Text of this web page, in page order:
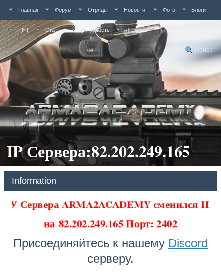
Главная Форум Отряды Новости Фото Блоги
ТНТ Статьи Активность Люди
Поиск
IP Сервера:82.202.249.165
Information
У Сервера ARMA2ACADEMY сменился IP
на82.202.249.165 Порт: 2402
Присоединяйтесь к нашему Discord
серверу.